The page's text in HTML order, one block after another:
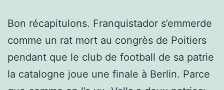
Bon récapitulons. Franquistador s’emmerde
comme un rat mort au congrès de Poitiers
pendant que le club de football de sa patrie
la catalogne joue une finale à Berlin. Parce